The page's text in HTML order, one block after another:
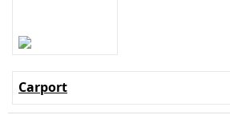
Carport